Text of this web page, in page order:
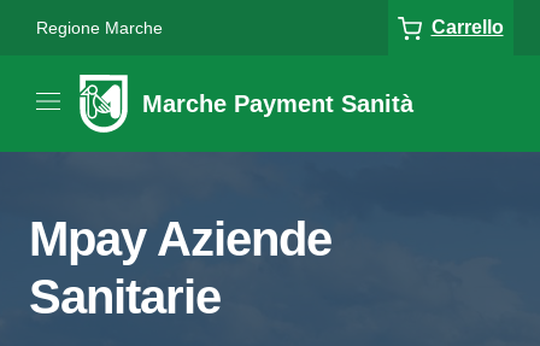
Regione Marche Carrello
Marche Payment Sanità
Mpay Aziende
Sanitarie